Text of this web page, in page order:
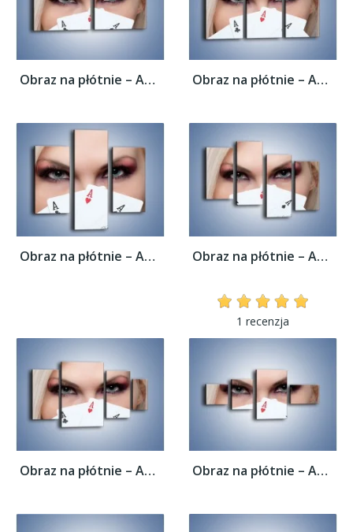
Obraz na płótnie – As w kobiecej dłoni –... Obraz na płótnie – As w kobiecej dłoni –...
Obraz na płótnie – As w kobiecej dłoni –... Obraz na płótnie – As w kobiecej dłoni –...
1 recenzja
Obraz na płótnie – As w kobiecej dłoni –... Obraz na płótnie – As w kobiecej dłoni –...